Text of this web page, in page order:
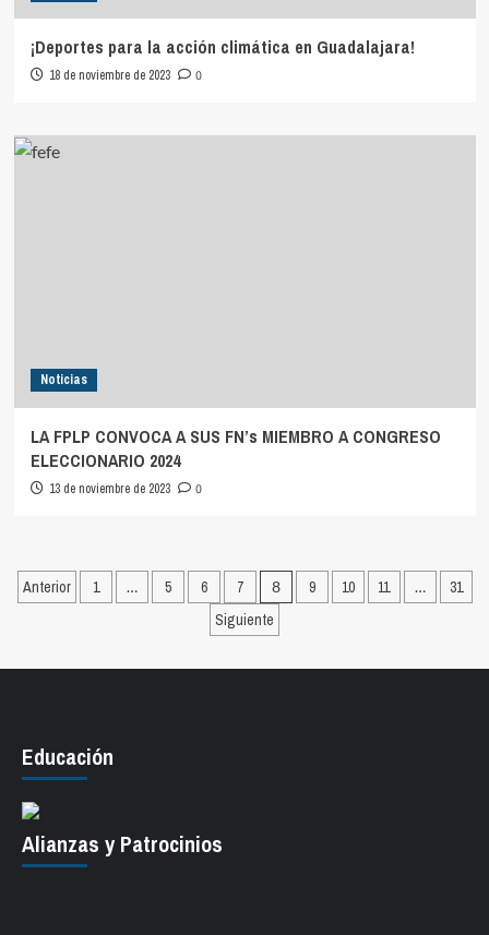
¡Deportes para la acción climática en Guadalajara!
18 de noviembre de 2023 0
Noticias
LA FPLP CONVOCA A SUS FN’s MIEMBRO A CONGRESO
ELECCIONARIO 2024
13 de noviembre de 2023 0
Paginación
entradas
Anterior 1 … 5 6 7 8 9 10 11 …
31
Siguiente
Educación
Alianzas y Patrocinios